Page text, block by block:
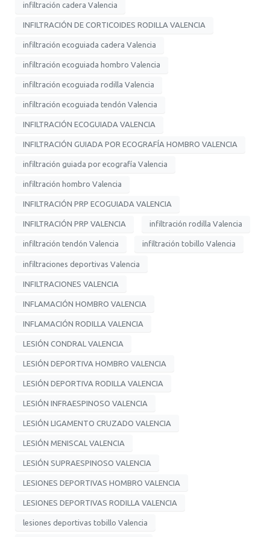
infiltración cadera Valencia
INFILTRACIÓN DE CORTICOIDES RODILLA VALENCIA
infiltración ecoguiada cadera Valencia
infiltración ecoguiada hombro Valencia
infiltración ecoguiada rodilla Valencia
infiltración ecoguiada tendón Valencia
INFILTRACIÓN ECOGUIADA VALENCIA
INFILTRACIÓN GUIADA POR ECOGRAFÍA HOMBRO VALENCIA
infiltración guiada por ecografía Valencia
infiltración hombro Valencia
INFILTRACIÓN PRP ECOGUIADA VALENCIA
INFILTRACIÓN PRP VALENCIA infiltración rodilla Valencia
infiltración tendón Valencia infiltración tobillo Valencia
infiltraciones deportivas Valencia
INFILTRACIONES VALENCIA
INFLAMACIÓN HOMBRO VALENCIA
INFLAMACIÓN RODILLA VALENCIA
LESIÓN CONDRAL VALENCIA
LESIÓN DEPORTIVA HOMBRO VALENCIA
LESIÓN DEPORTIVA RODILLA VALENCIA
LESIÓN INFRAESPINOSO VALENCIA
LESIÓN LIGAMENTO CRUZADO VALENCIA
LESIÓN MENISCAL VALENCIA
LESIÓN SUPRAESPINOSO VALENCIA
LESIONES DEPORTIVAS HOMBRO VALENCIA
LESIONES DEPORTIVAS RODILLA VALENCIA
lesiones deportivas tobillo Valencia